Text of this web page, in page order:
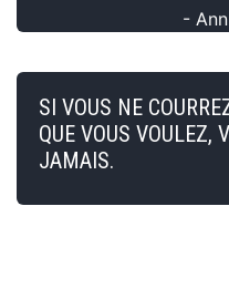
-
SI VOUS NE
QUE VOUS VOULEZ,
JAMAIS.